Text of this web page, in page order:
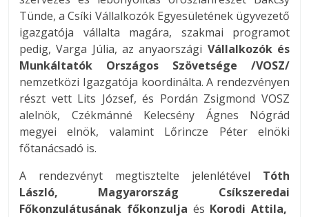
Tünde, a Csíki Vállalkozók Egyesületének ügyvezető
igazgatója vállalta magára, szakmai programot
pedig, Varga Júlia, az anyaországi Vállalkozók és
Munkáltatók Országos Szövetsége /VOSZ/
nemzetközi Igazgatója koordinálta. A rendezvényen
részt vett Lits József, és Pordán Zsigmond VOSZ
alelnök, Czékmánné Kelecsény Ágnes Nógrád
megyei elnök, valamint Lőrincze Péter elnöki
főtanácsadó is.
A rendezvényt megtisztelte jelenlétével Tóth
László, Magyarország Csíkszeredai
Főkonzulátusának főkonzulja és Korodi Attila,